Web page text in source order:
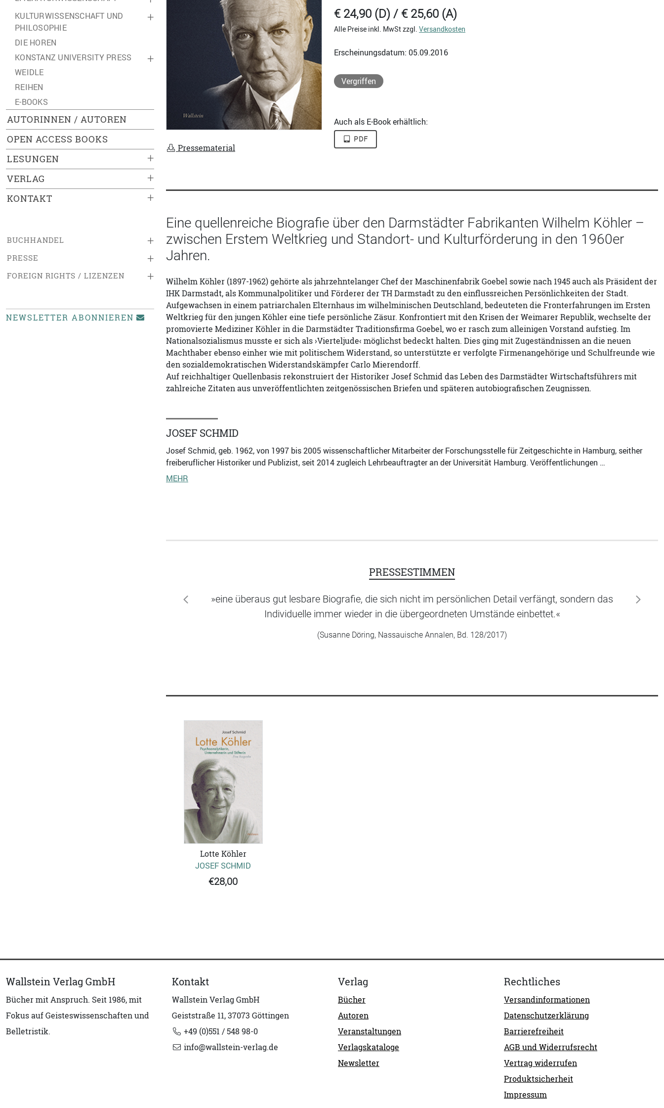
+
KULTURWISSENSCHAFT UND
PHILOSOPHIE
DIE HOREN
+
KONSTANZ UNIVERSITY PRESS
WEIDLE
REIHEN
E-BOOKS
AUTORINNEN / AUTOREN
OPEN ACCESS BOOKS
+
LESUNGEN
+
VERLAG
+
KONTAKT
+
BUCHHANDEL
+
PRESSE
+
FOREIGN RIGHTS / LIZENZEN
NEWSLETTER ABONNIEREN
Pressematerial
€ 24,90 (D) / € 25,60 (A)
Alle Preise inkl. MwSt zzgl. Versandkosten
Erscheinungsdatum: 05.09.2016
Vergriffen
Auch als E-Book erhältlich:
PDF
Eine quellenreiche Biografie über den Darmstädter Fabrikanten Wilhelm Köhler –
zwischen Erstem Weltkrieg und Standort- und Kulturförderung in den 1960er
Jahren.
Wilhelm Köhler (1897-1962) gehörte als jahrzehntelanger Chef der Maschinenfabrik Goebel sowie nach 1945 auch als Präsident der
IHK Darmstadt, als Kommunalpolitiker und Förderer der TH Darmstadt zu den einflussreichen Persönlichkeiten der Stadt.
Aufgewachsen in einem patriarchalen Elternhaus im wilhelminischen Deutschland, bedeuteten die Fronterfahrungen im Ersten
Weltkrieg für den jungen Köhler eine tiefe persönliche Zäsur. Konfrontiert mit den Krisen der Weimarer Republik, wechselte der
promovierte Mediziner Köhler in die Darmstädter Traditionsfirma Goebel, wo er rasch zum alleinigen Vorstand aufstieg. Im
Nationalsozialismus musste er sich als ›Vierteljude‹ möglichst bedeckt halten. Dies ging mit Zugeständnissen an die neuen
Machthaber ebenso einher wie mit politischem Widerstand, so unterstützte er verfolgte Firmenangehörige und Schulfreunde wie
den sozialdemokratischen Widerstandskämpfer Carlo Mierendorff.
Auf reichhaltiger Quellenbasis rekonstruiert der Historiker Josef Schmid das Leben des Darmstädter Wirtschaftsführers mit
zahlreiche Zitaten aus unveröffentlichten zeitgenössischen Briefen und späteren autobiografischen Zeugnissen.
JOSEF SCHMID
Josef Schmid, geb. 1962, von 1997 bis 2005 wissenschaftlicher Mitarbeiter der Forschungsstelle für Zeitgeschichte in Hamburg, seither
freiberuflicher Historiker und Publizist, seit 2014 zugleich Lehrbeauftragter an der Universität Hamburg. Veröffentlichungen …
MEHR
PRESSESTIMMEN
»eine überaus gut lesbare Biografie, die sich nicht im persönlichen Detail verfängt, sondern das
Individuelle immer wieder in die übergeordneten Umstände einbettet.«
(Susanne Döring, Nassauische Annalen, Bd. 128/2017)
zurück weiter
Lotte Köhler
JOSEF SCHMID
€28,00
Wallstein Verlag GmbH
Bücher mit Anspruch. Seit 1986, mit
Fokus auf Geisteswissenschaften und
Belletristik.
Kontakt
Wallstein Verlag GmbH
Geiststraße 11, 37073 Göttingen
+49 (0)551 / 548 98-0
info@wallstein-verlag.de
Verlag
Bücher
Autoren
Veranstaltungen
Verlagskataloge
Newsletter
Rechtliches
Versandinformationen
Datenschutzerklärung
Barrierefreiheit
AGB und Widerrufsrecht
Vertrag widerrufen
Produktsicherheit
Impressum